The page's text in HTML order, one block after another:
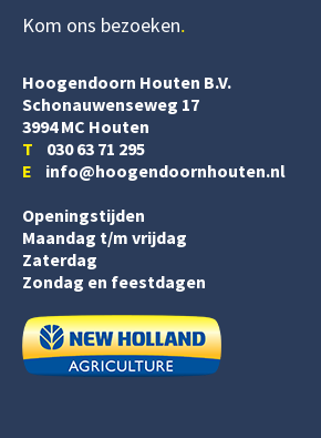
Kom ons bezoeken
Hoogendoorn Houten B.V.
Schonauwenseweg 17
3994 MC Houten
T 030 63 71 295
E info@hoogendoornhouten.nl
Openingstijden
Maandag t/m vrijdag
Zaterdag
Zondag en feestdagen